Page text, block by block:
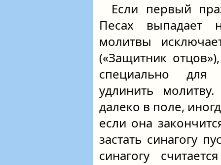
Если первый
Песах выпадает
молитвы
(«Защитник
специально для
удлинить
далеко в поле,
если она
застать синагогу
синагогу